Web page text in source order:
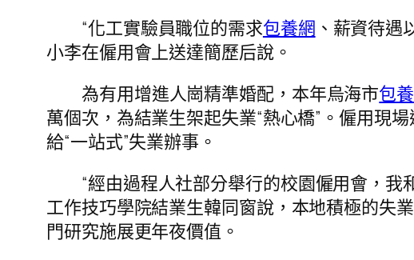
“化工實驗員職位的需求包養網 、薪資待
小李在僱用會上送達簡歷后說。
為有用增進人崗精準婚配，本年烏海市包養
萬個次，為結業生架起失業“熱心橋”。僱用現
給“一站式”失業辦事。
“經由過程人社部分舉行的校園僱用會，
工作技巧學院結業生韓同窗說，本地積極的失業
門研究施展更年夜價值。